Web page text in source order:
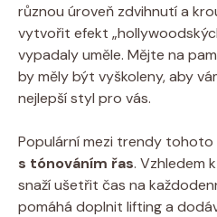
různou ⁢úroveň zdvihnutí a‍
vytvořit ​efekt
vypadaly uměle. Mějte na
by měly být vyškoleny, aby
nejlepší styl ⁣pro vás.
Populární mezi trendy tohoto
s tónováním řas.‍ Vzhledem
snaží ušetřit čas na
pomáhá ‌doplnit lifting a